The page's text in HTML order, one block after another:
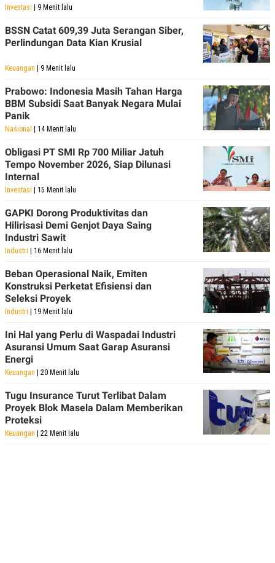
SITEMAP PROFILETERM
OF
USE
PEMBERITAAN
PRIVACY
POLICY
Investasi | 9 Menit lalu
BSSN Catat 609,39 Juta Serangan Siber,
Perlindungan Data Kian Krusial
Keuangan | 9 Menit lalu
Prabowo: Indonesia Masih Tahan Harga
BBM Subsidi Saat Banyak Negara Mulai
Panik
Nasional | 14 Menit lalu
Obligasi PT SMI Rp 700 Miliar Jatuh
Tempo November 2026, Siap Dilunasi
Internal
Investasi | 15 Menit lalu
GAPKI Dorong Produktivitas dan
Hilirisasi Demi Genjot Daya Saing
Industri Sawit
Industri | 16 Menit lalu
Beban Operasional Naik, Emiten
Konstruksi Perketat Efisiensi dan
Seleksi Proyek
Industri | 19 Menit lalu
Ini Hal yang Perlu di Waspadai Industri
Asuransi Umum Saat Garap Asuransi
Energi
Keuangan | 20 Menit lalu
Tugu Insurance Turut Terlibat Dalam
Proyek Blok Masela Dalam Memberikan
Proteksi
Keuangan | 22 Menit lalu